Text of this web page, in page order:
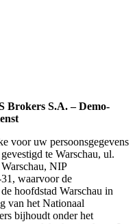
Brokers S.A. – Demo-
voor uw persoonsgegevens
te Warschau, ul.
NIP
waarvoor de
hoofdstad Warschau in
van het Nationaal
bijhoudt onder het